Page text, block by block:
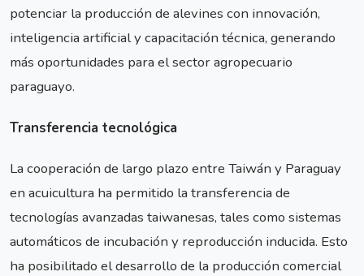
potenciar la producción de alevines con innovación,
inteligencia artificial y capacitación técnica, generando
más oportunidades para el sector agropecuario
paraguayo.
Transferencia tecnológica
La cooperación de largo plazo entre Taiwán y Paraguay
en acuicultura ha permitido la transferencia de
tecnologías avanzadas taiwanesas, tales como sistemas
automáticos de incubación y reproducción inducida. Esto
ha posibilitado el desarrollo de la producción comercial